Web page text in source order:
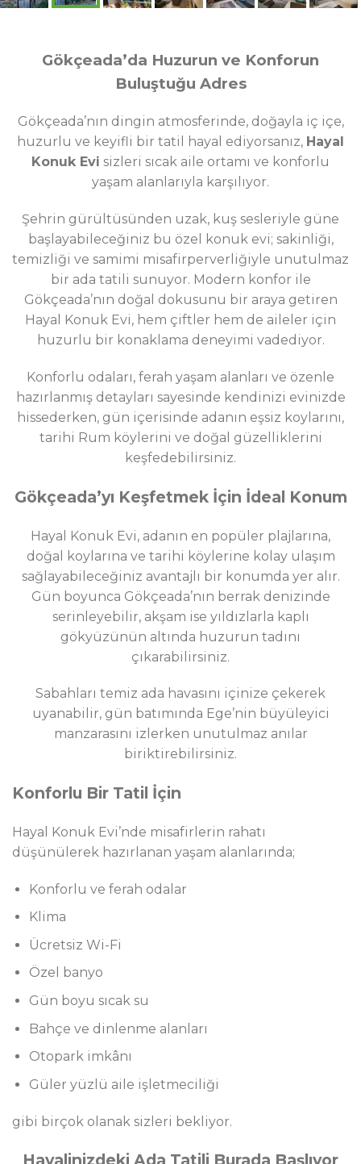
Gökçeada’da Huzurun ve Konforun
Buluştuğu Adres
Gökçeada’nın dingin atmosferinde, doğayla iç içe,
huzurlu ve keyifli bir tatil hayal ediyorsanız, Hayal
Konuk Evi sizleri sıcak aile ortamı ve konforlu
yaşam alanlarıyla karşılıyor.
Şehrin gürültüsünden uzak, kuş sesleriyle güne
başlayabileceğiniz bu özel konuk evi; sakinliği,
temizliği ve samimi misafirperverliğiyle unutulmaz
bir ada tatili sunuyor. Modern konfor ile
Gökçeada’nın doğal dokusunu bir araya getiren
Hayal Konuk Evi, hem çiftler hem de aileler için
huzurlu bir konaklama deneyimi vadediyor.
Konforlu odaları, ferah yaşam alanları ve özenle
hazırlanmış detayları sayesinde kendinizi evinizde
hissederken, gün içerisinde adanın eşsiz koylarını,
tarihi Rum köylerini ve doğal güzelliklerini
keşfedebilirsiniz.
Gökçeada’yı Keşfetmek İçin İdeal Konum
Hayal Konuk Evi, adanın en popüler plajlarına,
doğal koylarına ve tarihi köylerine kolay ulaşım
sağlayabileceğiniz avantajlı bir konumda yer alır.
Gün boyunca Gökçeada’nın berrak denizinde
serinleyebilir, akşam ise yıldızlarla kaplı
gökyüzünün altında huzurun tadını
çıkarabilirsiniz.
Sabahları temiz ada havasını içinize çekerek
uyanabilir, gün batımında Ege’nin büyüleyici
manzarasını izlerken unutulmaz anılar
biriktirebilirsiniz.
Konforlu Bir Tatil İçin
Hayal Konuk Evi’nde misafirlerin rahatı
düşünülerek hazırlanan yaşam alanlarında;
Konforlu ve ferah odalar
Klima
Ücretsiz Wi-Fi
Özel banyo
Gün boyu sıcak su
Bahçe ve dinlenme alanları
Otopark imkânı
Güler yüzlü aile işletmeciliği
gibi birçok olanak sizleri bekliyor.